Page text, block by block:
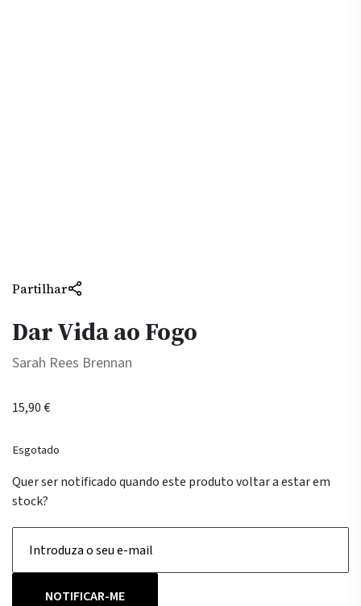
Partilhar
Dar Vida ao Fogo
Sarah Rees Brennan
15,90€
Esgotado
Quer ser notificado quando este produto voltar a estar em
stock?
NOTIFICAR-ME